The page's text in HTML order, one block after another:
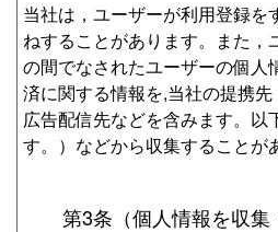
当社は，ユーザーが利用登録を
ねすることがあります。また，
の間でなされたユーザーの個人
済に関する情報を,当社の提携先
広告配信先などを含みます。以
す。）などから収集することが
第3条（個人情報を収集